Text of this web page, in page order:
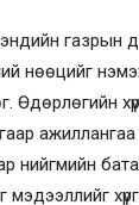
газрын
нөөцийг
Өдөрлөгийн
ажиллангаа
нийгмийн
мэдээллийг